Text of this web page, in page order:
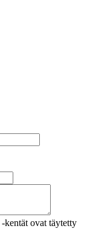
kentät ovat täytetty